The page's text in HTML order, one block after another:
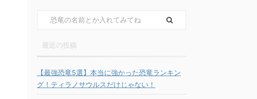
【最強恐竜5選】本当に強かった恐竜ランキン
グ！ティラノサウルスだけじゃない！